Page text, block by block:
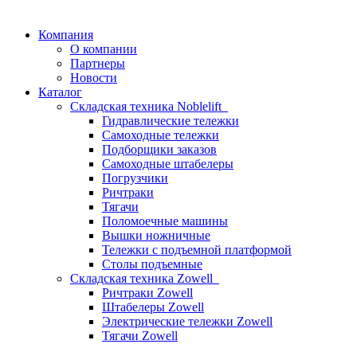
Компания
О компании
Партнеры
Новости
Каталог
Складская техника Noblelift
Гидравлические тележки
Самоходные тележки
Подборщики заказов
Самоходные штабелеры
Погрузчики
Ричтраки
Тягачи
Поломоечные машины
Вышки ножничные
Тележки с подъемной платформой
Столы подъемные
Складская техника Zowell
Ричтраки Zowell
Штабелеры Zowell
Электрические тележки Zowell
Тягачи Zowell